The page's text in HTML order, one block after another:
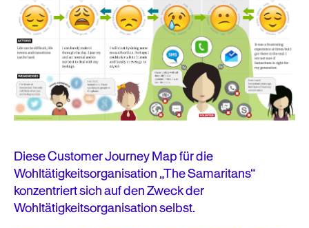
Diese Customer Journey Map für die
Wohltätigkeitsorganisation „The Samaritans“
konzentriert sich auf den Zweck der
Wohltätigkeitsorganisation selbst.